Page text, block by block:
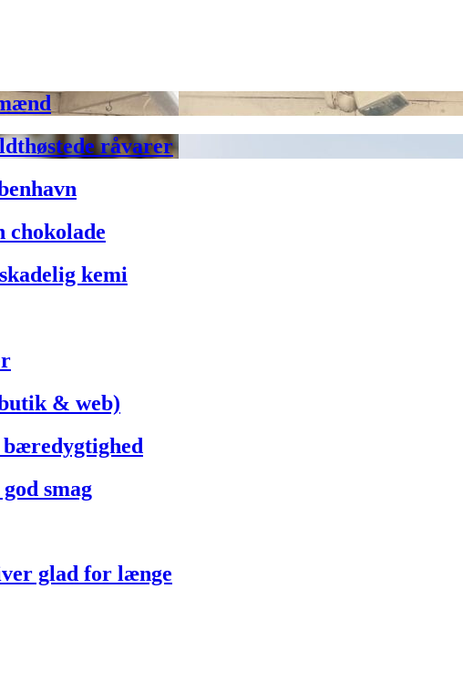
råvarer
chokolade
kemi
& web)
smag
glad for længe